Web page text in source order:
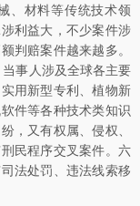
、材料等传统技术领
利益大，不少案件涉
判赔案件越来越多。
事人涉及全球各主要
用新型专利、植物新
件等各种技术类知识
，又有权属、侵权、
民程序交叉案件。六
法处罚、违法线索移